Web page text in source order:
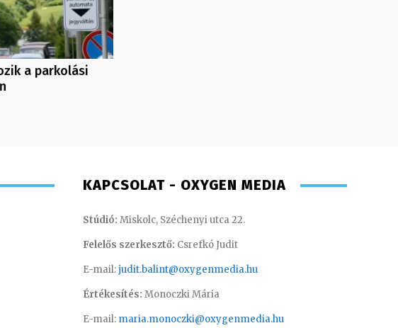
a parkolási
KAPCSOLAT - OXYGEN MEDIA
Stúdió: Miskolc, Széchenyi utca 22.
Felelős szerkesztő: Csrefkó Judit
E-mail:judit.balint@oxygenmedia.hu
Értékesítés: Monoczki Mária
E-mail: maria.monoczki@oxygenmedia.hu